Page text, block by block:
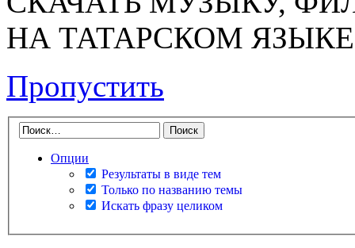
НА ТАТАРСКОМ ЯЗЫКЕ
Пропустить
Опции
Результаты в виде тем
Только по названию темы
Искать фразу целиком